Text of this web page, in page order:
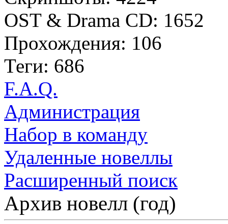
OST & Drama CD: 1652
Прохождения: 106
Теги: 686
F.A.Q.
Администрация
Набор в команду
Удаленные новеллы
Расширенный поиск
Архив новелл (год)